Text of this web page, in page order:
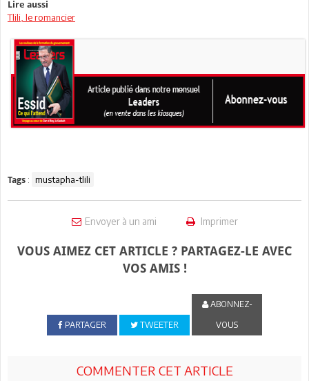
Lire aussi
Tlili, le romancier
Tags : mustapha-tlili
Envoyer à un ami Imprimer
VOUS AIMEZ CET ARTICLE ? PARTAGEZ-LE AVEC
VOS AMIS !
PARTAGER TWEETER
ABONNEZ-
VOUS
COMMENTER CET ARTICLE